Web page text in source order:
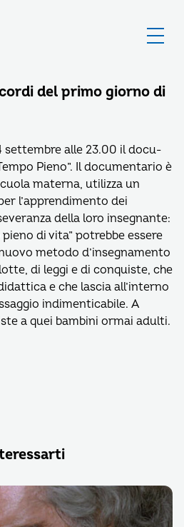
del primo giorno di
settembre alle 23.00 il docu-
Pieno”. Il documentario è
materna, utilizza un
l’apprendimento dei
della loro insegnante:
di vita” potrebbe essere
metodo d’insegnamento
di leggi e di conquiste, che
e che lascia all’interno
indimenticabile. A
a quei bambini ormai adulti.